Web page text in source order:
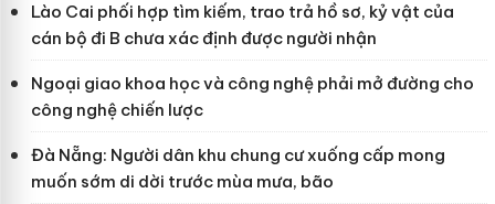
Lào Cai phối hợp tìm kiếm, trao trả hồ sơ, kỷ vật của
cán bộ đi B chưa xác định được người nhận
Ngoại giao khoa học và công nghệ phải mở đường cho
công nghệ chiến lược
Đà Nẵng: Người dân khu chung cư xuống cấp mong
muốn sớm di dời trước mùa mưa, bão